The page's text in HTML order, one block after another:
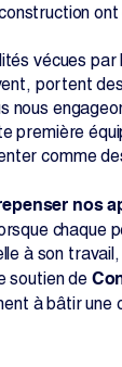
vécues par
portent
nous
première
comme
nos
chaque
à son
soutien de
à bâtir une